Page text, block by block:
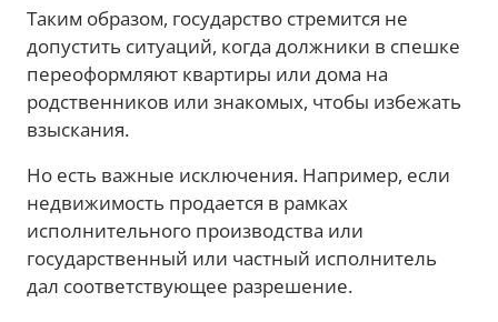
Таким образом, государство стремится не
допустить ситуаций, когда должники в спешке
переоформляют квартиры или дома на
родственников или знакомых, чтобы избежать
взыскания.
Но есть важные исключения. Например, если
недвижимость продается в рамках
исполнительного производства или
государственный или частный исполнитель
дал соответствующее разрешение.